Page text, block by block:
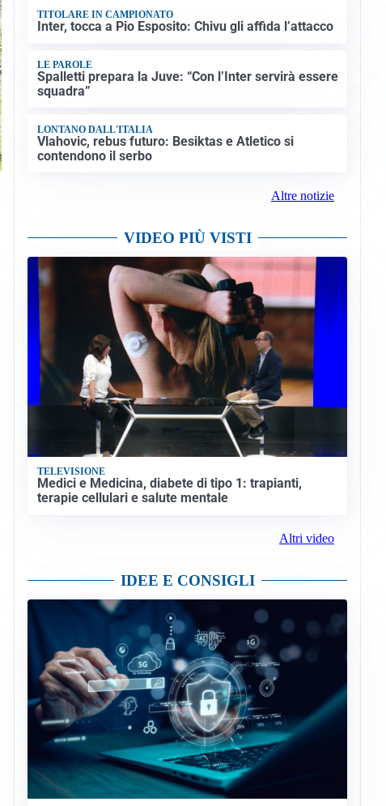
TITOLARE IN CAMPIONATO
Inter, tocca a Pio Esposito: Chivu gli affida l’attacco
LE PAROLE
Spalletti prepara la Juve: “Con l’Inter servirà essere
squadra”
LONTANO DALL'ITALIA
Vlahovic, rebus futuro: Besiktas e Atletico si
contendono il serbo
Altre notizie
VIDEO PIÙ VISTI
TELEVISIONE
Medici e Medicina, diabete di tipo 1: trapianti,
terapie cellulari e salute mentale
Altri video
IDEE E CONSIGLI